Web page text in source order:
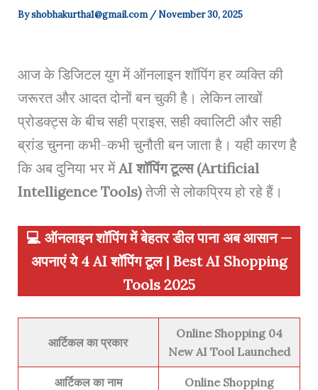
Byshobhakurtha1@gmail.com /November 30, 2025
आज के डिजिटल युग में ऑनलाइन शॉपिंग हर व्यक्ति की
जरूरत और आदत दोनों बन चुकी है। लेकिन लाखों
प्रोडक्ट्स के बीच सही प्राइस, सही क्वालिटी और सही
ब्रांड चुनना कभी-कभी चुनौती बन जाता है। यही कारण है
कि अब दुनिया भर मेंAI शॉपिंग टूल्स (Artificial
Intelligence Tools)तेजी से लोकप्रिय हो रहे हैं।
💻 ऑनलाइन शॉपिंग में बेहतर डील पाना अब आसान —
अपनाएं ये 4 AI शॉपिंग टूल | Best AI Shopping
Tools 2025
आर्टिकल का प्रकार
Online Shopping 04
New AI Tool Launched
आर्टिकल का नाम Online Shopping